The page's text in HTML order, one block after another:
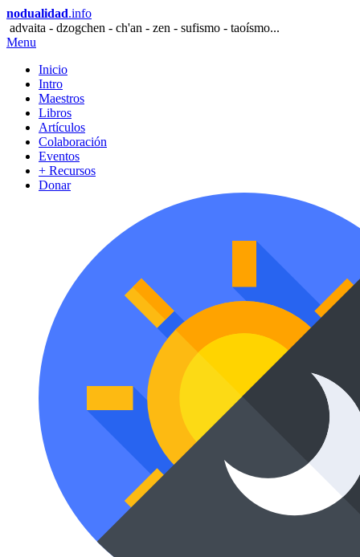
nodualidad.info
advaita - dzogchen - ch'an - zen - sufismo - taoísmo...
Menu
Inicio
Intro
Maestros
Libros
Artículos
Colaboración
Eventos
+ Recursos
Donar